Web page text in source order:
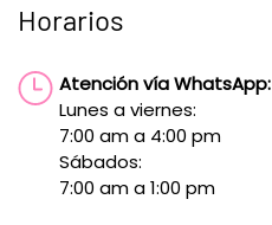
Horarios
Atención vía WhatsApp:
Lunes a viernes:
7:00 am a 4:00 pm
Sábados:
7:00 am a 1:00 pm